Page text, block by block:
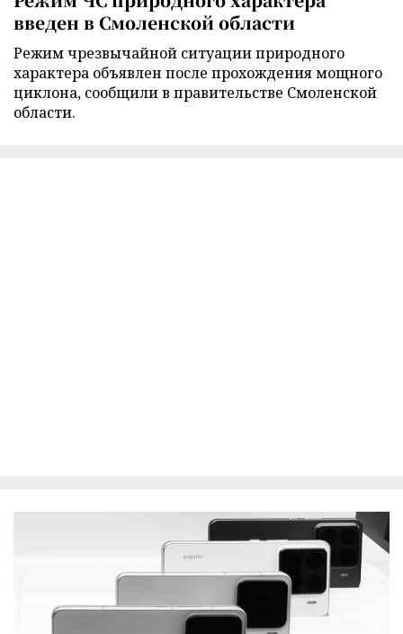
введен в Смоленской области
Режим чрезвычайной ситуации природного
характера объявлен после прохождения мощного
циклона, сообщили в правительстве Смоленской
области.